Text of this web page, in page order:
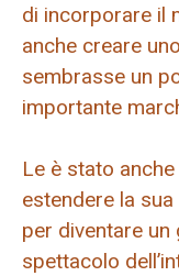
di incorporare il
anche creare
sembrasse un
importante
Le è stato
estendere la
per diventare
spettacolo